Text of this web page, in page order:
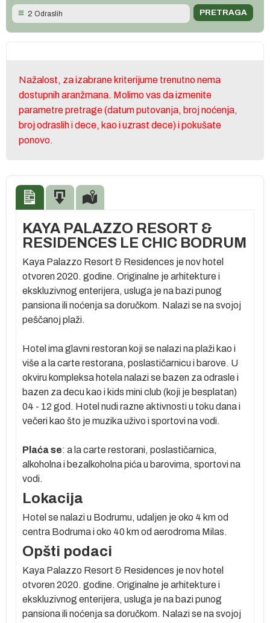
2 Odraslih
Nažalost, za izabrane kriterijume trenutno nema
dostupnih aranžmana. Molimo vas da izmenite
parametre pretrage (datum putovanja, broj noćenja,
broj odraslih i dece, kao i uzrast dece) i pokušate
ponovo.
KAYA PALAZZO RESORT &
RESIDENCES LE CHIC BODRUM
Kaya Palazzo Resort & Residences je nov hotel
otvoren 2020. godine. Originalne je arhitekture i
ekskluzivnog enterijera, usluga je na bazi punog
pansiona ili noćenja sa doručkom. Nalazi se na svojoj
peščanoj plaži.
Hotel ima glavni restoran koji se nalazi na plaži kao i
više a la carte restorana, poslastičarnicu i barove. U
okviru kompleksa hotela nalazi se bazen za odrasle i
bazen za decu kao i kids mini club (koji je besplatan)
04 - 12 god. Hotel nudi razne aktivnosti u toku dana i
večeri kao što je muzika uživo i sportovi na vodi.
Plaća se: a la carte restorani, poslastičarnica,
alkoholna i bezalkoholna pića u barovima, sportovi na
vodi.
Lokacija
Hotel se nalazi u Bodrumu, udaljen je oko 4 km od
centra Bodruma i oko 40 km od aerodroma Milas.
Opšti podaci
Kaya Palazzo Resort & Residences je nov hotel
otvoren 2020. godine. Originalne je arhitekture i
ekskluzivnog enterijera, usluga je na bazi punog
pansiona ili noćenja sa doručkom. Nalazi se na svojoj